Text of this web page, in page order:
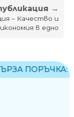
→
– Качество и
икономия в едно
ПОРЪЧКА: